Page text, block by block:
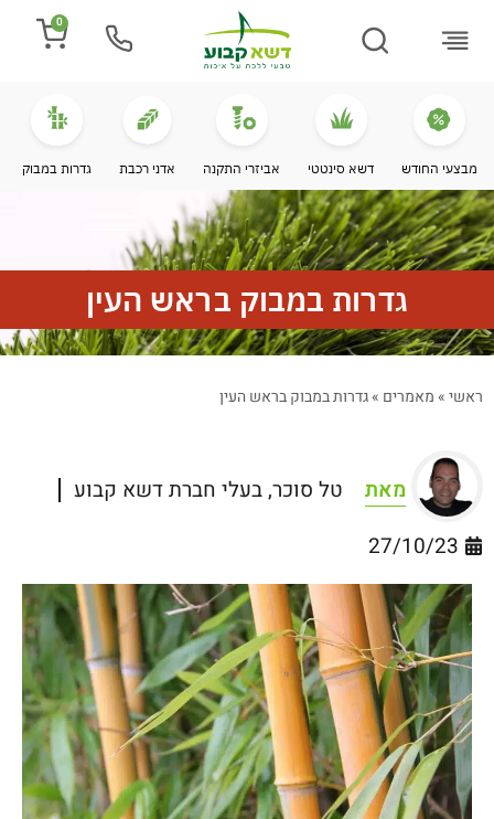
0
מבצעי החודש דשא סינטטי אביזרי התקנה אדני רכבת גדרות במבוק
גדרות במבוק בראש העין
ראשי»מאמרים »גדרות במבוק בראש העין
מאת
טל סוכר, בעלי חברת דשא קבוע
27/10/23